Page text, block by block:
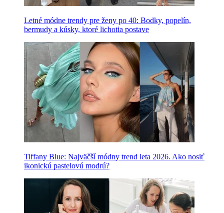
Letné módne trendy pre ženy po 40: Bodky, popelín,
bermudy a kúsky, ktoré lichotia postave
Tiffany Blue: Najväčší módny trend leta 2026. Ako nosiť
ikonickú pastelovú modrú?